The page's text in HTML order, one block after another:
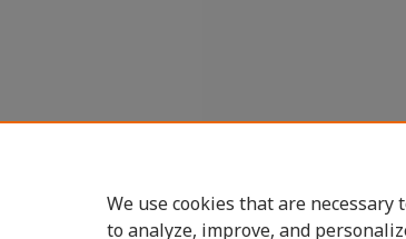
We use cookies that are
to analyze, improve, and